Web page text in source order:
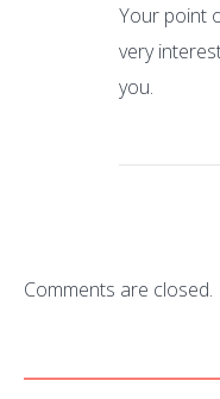
Your point
very
you.
Comments are closed.